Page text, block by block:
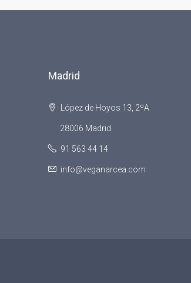
Madrid
López de Hoyos 13, 2ºA
28006 Madrid
91 563 44 14
info@veganarcea.com